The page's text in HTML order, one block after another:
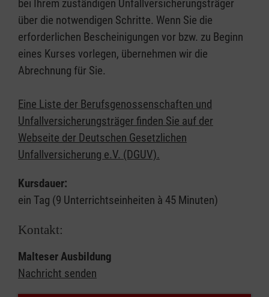
bei Ihrem zuständigen Unfallversicherungsträger
über die notwendigen Schritte. Wenn Sie die
erforderlichen Bescheinigungen vor bzw. zu Beginn
eines Kurses vorlegen, übernehmen wir die
Abrechnung für Sie.
Eine Liste der Berufsgenossenschaften und
Unfallversicherungsträger finden Sie auf der
Webseite der Deutschen Gesetzlichen
Unfallversicherung e.V. (DGUV).
Kursdauer:
ein Tag (9 Unterrichtseinheiten à 45 Minuten)
Kontakt:
Malteser Ausbildung
Nachricht senden